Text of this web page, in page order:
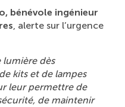
bénévole ingénieur
, alerte sur l’urgence
lumière dès
kits et de lampes
leur permettre de
de maintenir